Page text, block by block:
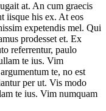
at. An cum graecis
iisque his ex. At eos
expetendis mel. Qui
prodesset et. Ex
referrentur, paulo
te ius. Vim
te, no est
per ut. Vis modo
te ius. Vim numquam